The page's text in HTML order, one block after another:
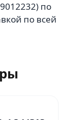
по
по всей